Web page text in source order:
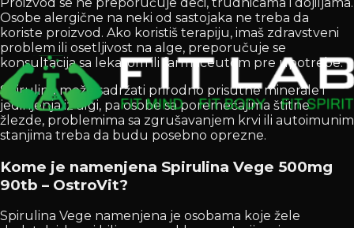
Osobe alergične na neki od sastojaka ne treba da
koriste proizvod. Ako koristiš terapiju, imaš zdravstveni
problem ili osetljivost na alge, preporučuje se
konsultacija sa lekarom ili farmaceutom pre upotrebe.
Spirulina može sadržati prirodno prisutne minerale i
jedinjenja iz algi, pa osobe sa poremećajima štitne
žlezde, problemima sa zgrušavanjem krvi ili autoimunim
stanjima treba da budu posebno oprezne.
Kome je namenjena Spirulina Vege 500mg
90tb – OstroVit?
Spirulina Vege namenjena je osobama koje žele